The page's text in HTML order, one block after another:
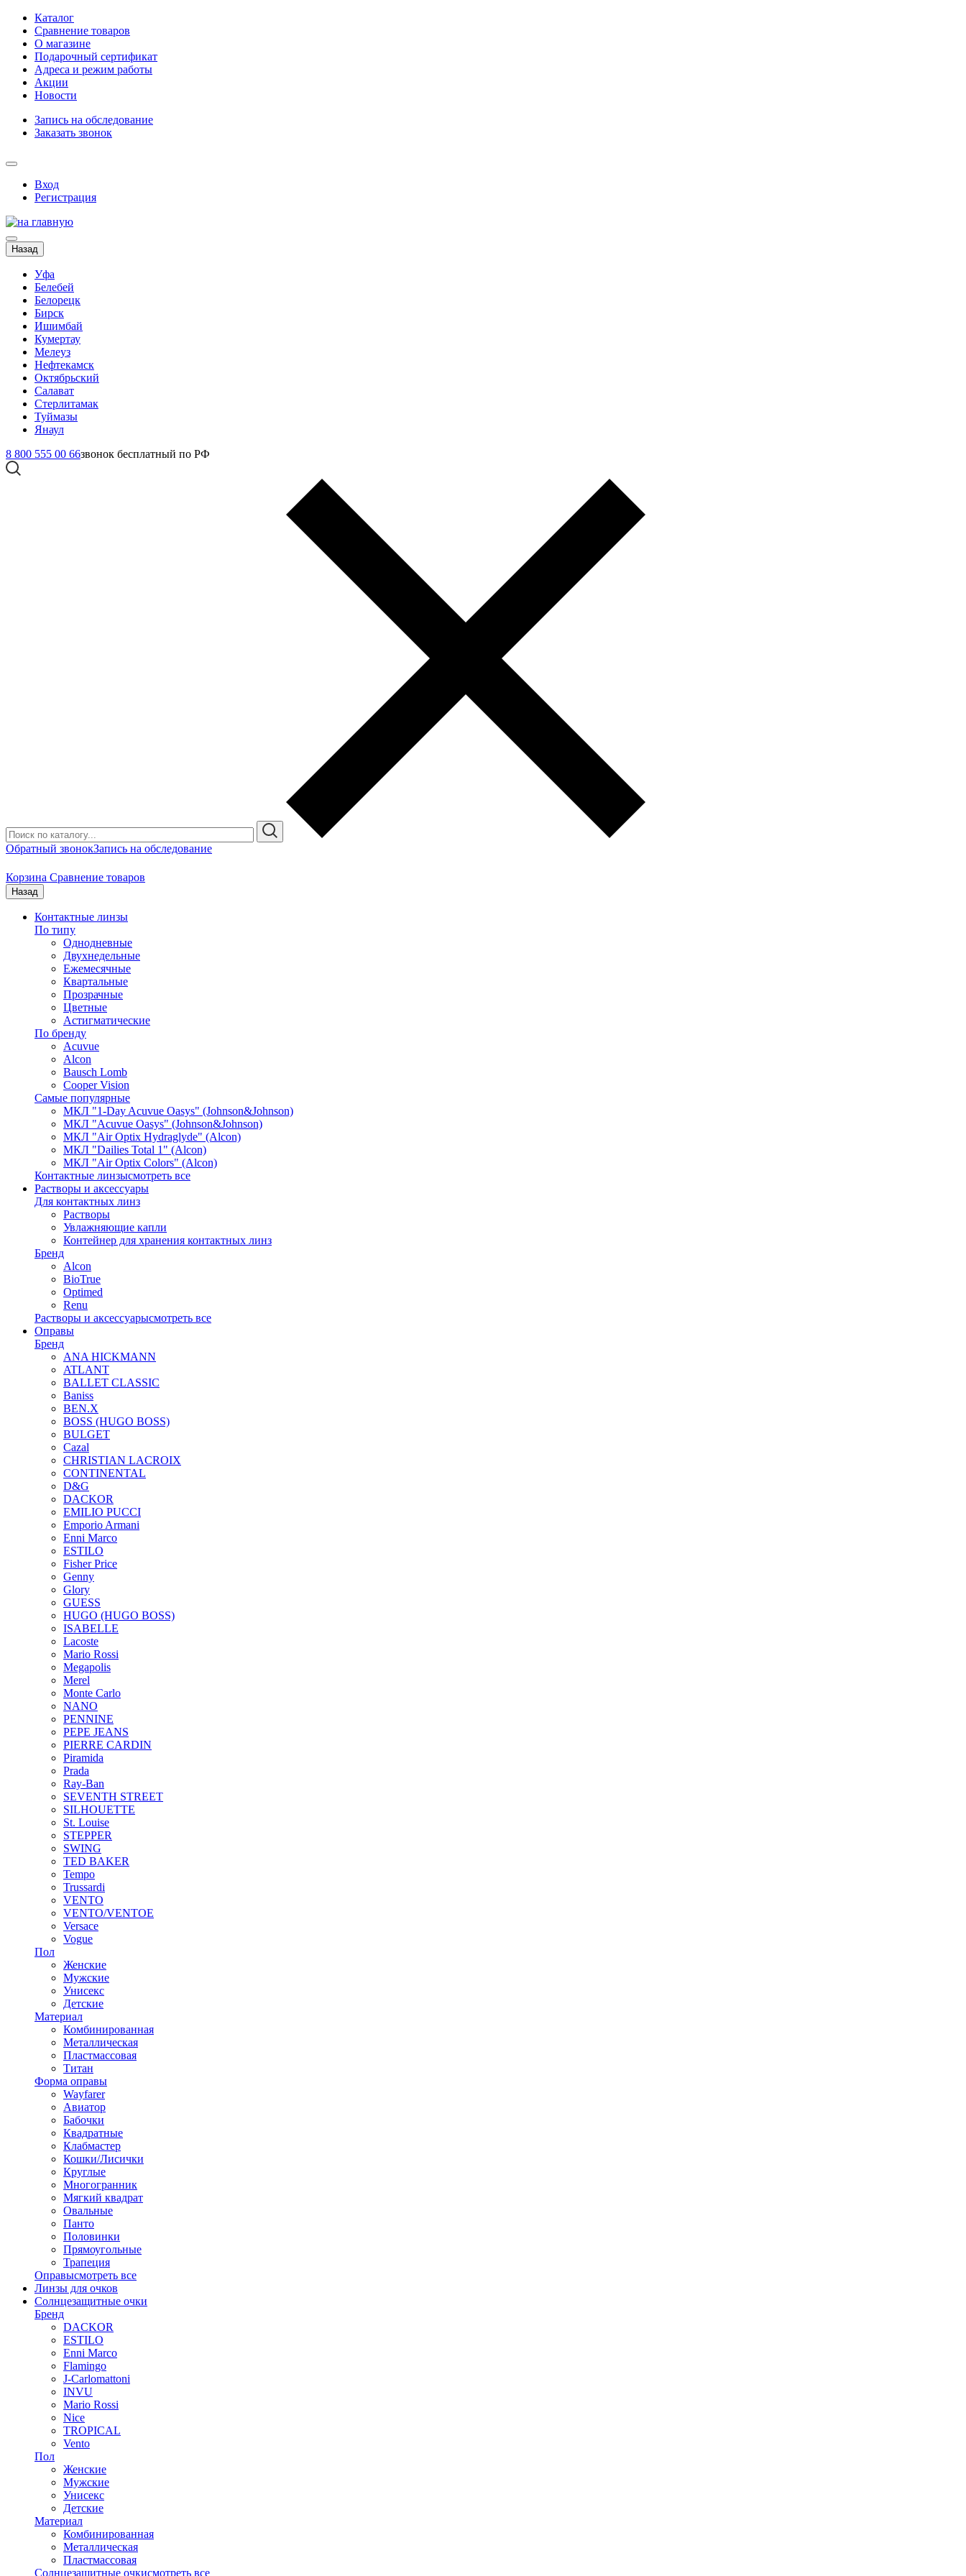
Каталог
Сравнение товаров
О магазине
Подарочный сертификат
Адреса и режим работы
Акции
Новости
Запись на обследование
Заказать звонок
Вход
Регистрация
Назад
Уфа
Белебей
Белорецк
Бирск
Ишимбай
Кумертау
Мелеуз
Нефтекамск
Октябрьский
Салават
Стерлитамак
Туймазы
Янаул
8 800 555 00 66звонок бесплатный по РФ
Обратный звонокЗапись на обследование
Корзина Сравнение товаров
Назад
Контактные линзы
По типу
Однодневные
Двухнедельные
Ежемесячные
Квартальные
Прозрачные
Цветные
Астигматические
По бренду
Acuvue
Alcon
Bausch Lomb
Cooper Vision
Самые популярные
МКЛ "1-Day Acuvue Oasys" (Johnson&Johnson)
МКЛ "Acuvue Oasys" (Johnson&Johnson)
МКЛ "Air Optix Hydraglyde" (Alcon)
МКЛ "Dailies Total 1" (Alcon)
МКЛ "Air Optix Colors" (Alcon)
Контактные линзысмотреть все
Растворы и аксессуары
Для контактных линз
Растворы
Увлажняющие капли
Контейнер для хранения контактных линз
Бренд
Alcon
BioTrue
Optimed
Renu
Растворы и аксессуарысмотреть все
Оправы
Бренд
ANA HICKMANN
ATLANT
BALLET CLASSIC
Baniss
BEN.X
BOSS (HUGO BOSS)
BULGET
Cazal
CHRISTIAN LACROIX
CONTINENTAL
D&G
DACKOR
EMILIO PUCCI
Emporio Armani
Enni Marco
ESTILO
Fisher Price
Genny
Glory
GUESS
HUGO (HUGO BOSS)
ISABELLE
Lacoste
Mario Rossi
Megapolis
Merel
Monte Carlo
NANO
PENNINE
PEPE JEANS
PIERRE CARDIN
Piramida
Prada
Ray-Ban
SEVENTH STREET
SILHOUETTE
St. Louise
STEPPER
SWING
TED BAKER
Tempo
Trussardi
VENTO
VENTO/VENTOE
Versace
Vogue
Пол
Женские
Мужские
Унисекс
Детские
Материал
Комбинированная
Металлическая
Пластмассовая
Титан
Форма оправы
Wayfarer
Авиатор
Бабочки
Квадратные
Клабмастер
Кошки/Лисички
Круглые
Многогранник
Мягкий квадрат
Овальные
Панто
Половинки
Прямоугольные
Трапеция
Оправысмотреть все
Линзы для очков
Солнцезащитные очки
Бренд
DACKOR
ESTILO
Enni Marco
Flamingo
J-Carlomattoni
INVU
Mario Rossi
Nice
TROPICAL
Vento
Пол
Женские
Мужские
Унисекс
Детские
Материал
Комбинированная
Металлическая
Пластмассовая
Солнцезащитные очкисмотреть все